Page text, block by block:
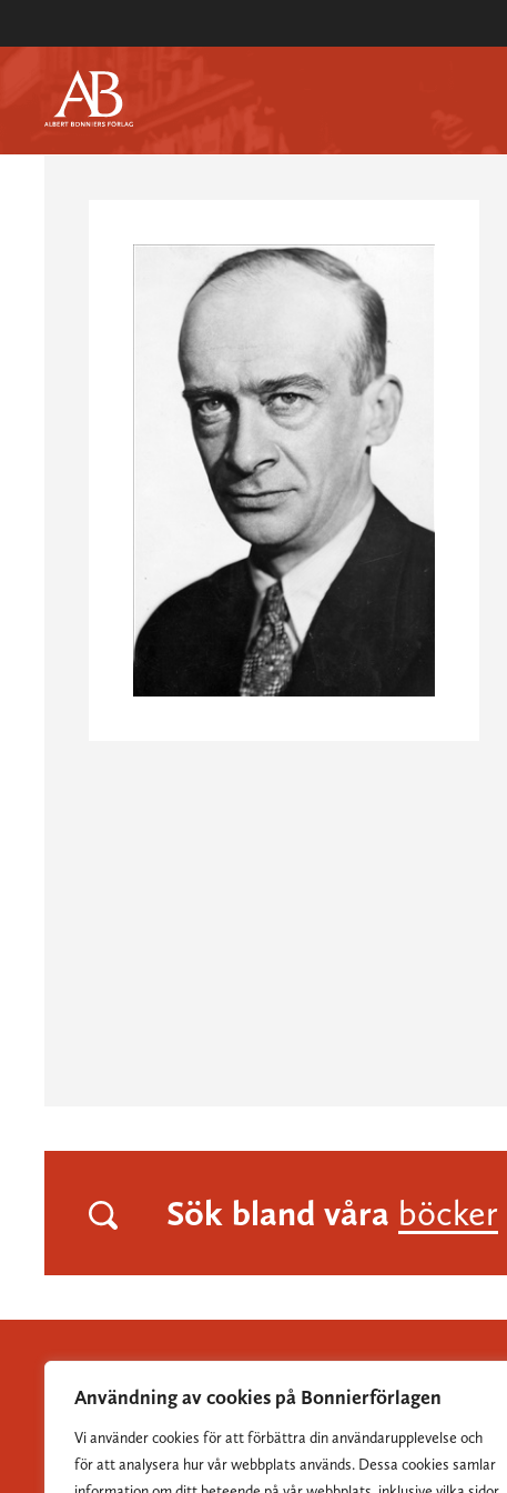
Användning av cookies på Bonnierförlagen
Vi använder cookies för att förbättra din användarupplevelse och
för att analysera hur vår webbplats används. Dessa cookies samlar
Sök bland våra böcker
Albert Bonniers Förlag grundades 1837 och är Sveriges